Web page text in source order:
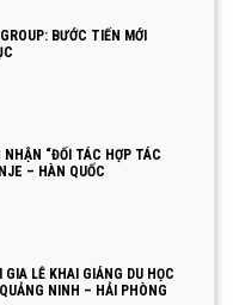
BƯỚC TIẾN MỚI
NHẬN “ĐỐI TÁC HỢP TÁC
– HÀN QUỐC
LỄ KHAI GIẢNG DU HỌC
NINH – HẢI PHÒNG